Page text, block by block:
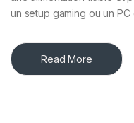
un setup gaming ou un PC
Read More